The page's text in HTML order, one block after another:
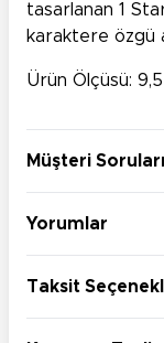
tasarlanan 1
karaktere özgü
Ürün Ölçüsü:
Müşteri Soruları
Yorumlar
Taksit